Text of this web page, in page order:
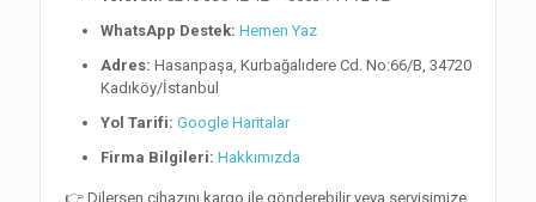
WhatsApp Destek: Hemen Yaz
Adres: Hasanpaşa, Kurbağalıdere Cd. No:66/B, 34720
Kadıköy/İstanbul
Yol Tarifi: Google Haritalar
Firma Bilgileri: Hakkımızda
👉 Dilersen cihazını kargo ile gönderebilir veya servisimize